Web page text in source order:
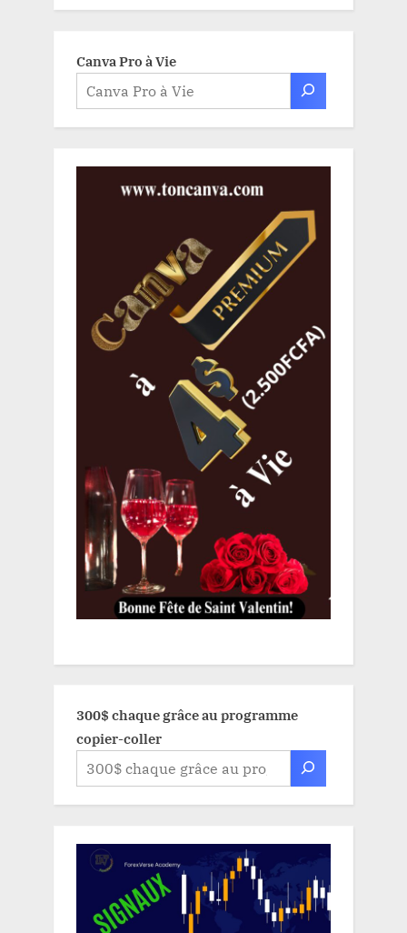
Canva Pro à Vie
300$ chaque grâce au programme
copier-coller